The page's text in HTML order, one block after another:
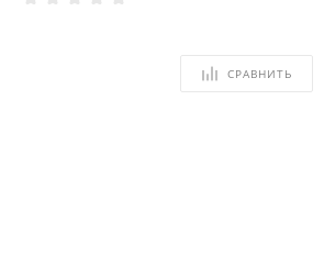
СРАВНИТЬ